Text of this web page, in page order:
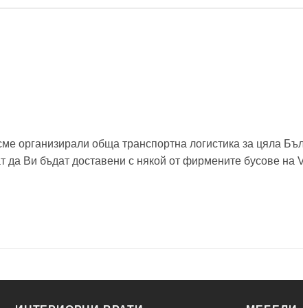
организирали обща транспортна логистика за цяла
Ви бъдат доставени с някой от фирмените бусове на